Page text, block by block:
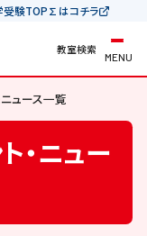
受験TOP∑はコチラ
教室検索
MENU
ュース一覧
・ニュー